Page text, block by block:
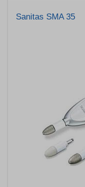
Sanitas SMA 35